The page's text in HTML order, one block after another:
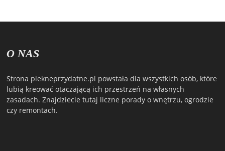
O NAS
Strona piekneprzydatne.pl powstała dla wszystkich osób, które
lubią kreować otaczającą ich przestrzeń na własnych
zasadach. Znajdziecie tutaj liczne porady o wnętrzu, ogrodzie
czy remontach.